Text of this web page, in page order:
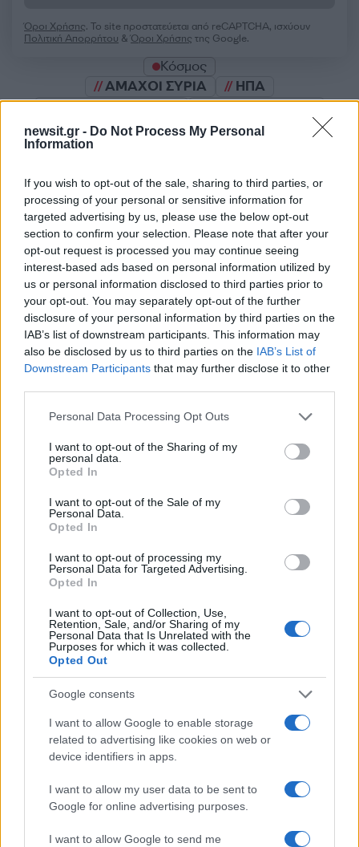
newsit.gr - Do Not Process My Personal
Information
If you wish to opt-out of the sale, sharing to third parties, or
processing of your personal or sensitive information for
targeted advertising by us, please use the below opt-out
section to confirm your selection. Please note that after your
opt-out request is processed you may continue seeing
interest-based ads based on personal information utilized by
us or personal information disclosed to third parties prior to
your opt-out. You may separately opt-out of the further
disclosure of your personal information by third parties on the
IAB’s list of downstream participants. This information may
also be disclosed by us to third parties on the IAB’s List of
Downstream Participants that may further disclose it to other
Please note that this website/app uses one or more Google
not limited to your visit or usage behaviour. You may click to
grant or deny consent to Google and its third-party tags to
use your data for below specified purposes in below Google
consent section.
Personal Data Processing Opt Outs
I want to opt-out of the Sharing of my
personal data.
Opted In
I want to opt-out of the Sale of my
Personal Data.
Opted In
I want to opt-out of processing my
Personal Data for Targeted Advertising.
Opted In
I want to opt-out of Collection, Use,
Retention, Sale, and/or Sharing of my
Personal Data that Is Unrelated with the
Purposes for which it was collected.
Opted Out
Google consents
I want to allow Google to enable storage
related to advertising like cookies on web or
device identifiers in apps.
I want to allow my user data to be sent to
Google for online advertising purposes.
I want to allow Google to send me
Όροι Χρήσης. Το site προστατεύεται από reCAPTCHA, ισχύουν
Πολιτική Απορρήτου &Όροι Χρήσης της Google.
Κόσμος
ΑΜΑΧΟΙ ΣΥΡΙΑ
ΗΠΑ
ΙΣΛΑΜΙΚΟ ΚΡΑΤΟΣ
ΚΟΥΡΔΟΙ ΣΥΡΙΑ
ΣΥΡΙΑ
ΣΥΡΙΑ ΠΟΛΕΜΟΣ ΤΟΥΡΚΙΑ
Ακολουθήστε το Νewsit.gr στοGoogle Newsκαι
ενημερωθείτε πρώτοι για όλη την ειδησεογραφία και τα
τελευταία νέατης ημέρας
Πιο δημοφιλή
1 Έφυγαν οι συνεργάτες, μένει η Μαρία
«Ελπίδα για τη Δημοκρατία»
Συγκίνηση στο τελευταίο αντίο στον Λάκη
κλαρίνα αποχαιρέτησαν την εμβληματική
φωνή της μεταπολίτευσης
φωτογραφία για την επέτειο θανάτου της
αδελφής του, Λένας
Χασάμπης: Από το σκάκι, στο Νόμπελ
Χημείας και στο «τιμόνι» της AI της Google
φωτιές σε Αττική και Βοιωτία: «Από τα
ισχυρότερα επεισόδια των τελευταίων 50
χρόνων»
Πιο σχολιασμένα
Μητσοτάκης στην υπογραφή συμφωνίας
για την ηλεκτρική διασύνδεση Ελλάδας –
Κύπρου: «Ισχυρή ψήφος εμπιστοσύνης» η
είσοδος της Meridiam στην GSI
Canadair 515: Οι πρώτες εικόνες από την
κατασκευή του αεροσκάφους που θα
φωτιάς